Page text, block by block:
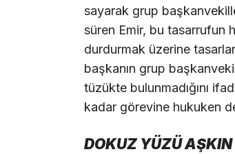
sayarak grup
süren Emir, bu tasarrufun
durdurmak üzerine
başkanın grup
tüzükte bulunmadığını
kadar görevine hukuken
DOKUZ YÜZÜ